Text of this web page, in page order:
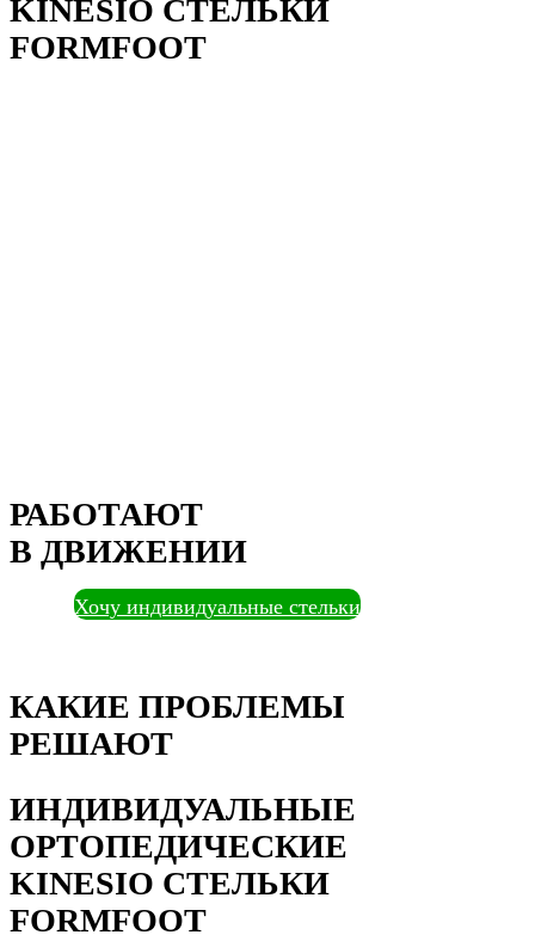
KINESIO СТЕЛЬКИ
FORMFOOT
РАБОТАЮТ
В ДВИЖЕНИИ
Хочу индивидуальные стельки
КАКИЕ ПРОБЛЕМЫ
РЕШАЮТ
ИНДИВИДУАЛЬНЫЕ
ОРТОПЕДИЧЕСКИЕ
KINESIO СТЕЛЬКИ
FORMFOOT